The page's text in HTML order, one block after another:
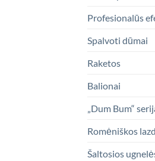
Profesionalūs
Spalvoti dūmai
Raketos
Balionai
„Dum Bum“
Romėniškos
Šaltosios